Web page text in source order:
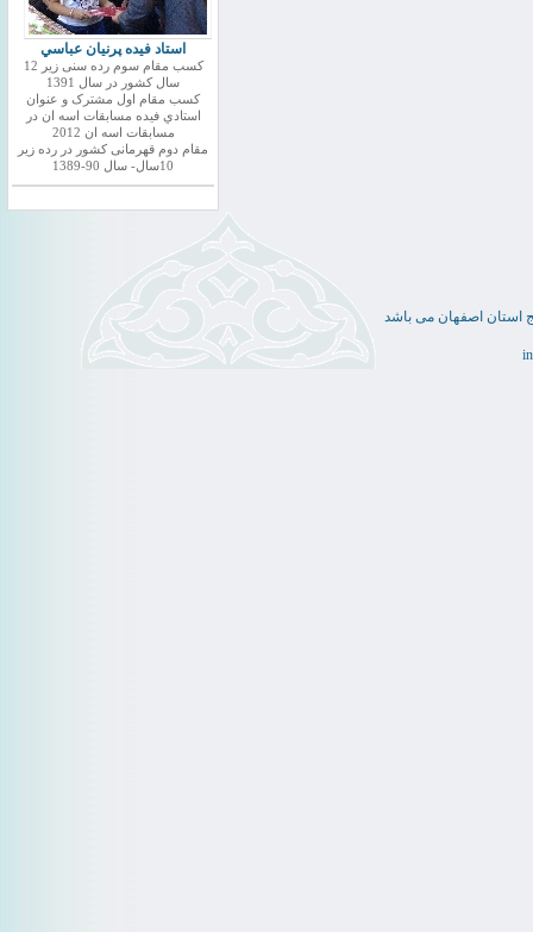
استاد فيده پرنيان عباسي
کسب مقام سوم رده سنی زیر 12
سال کشور در سال 1391
کسب مقام اول مشترک و عنوان
استادي فيده مسابقات اسه ان در
مسابقات اسه ان 2012
مقام دوم قهرمانی کشور در رده زیر
10سال- سال 90-1389
استان اصفهان می باشد